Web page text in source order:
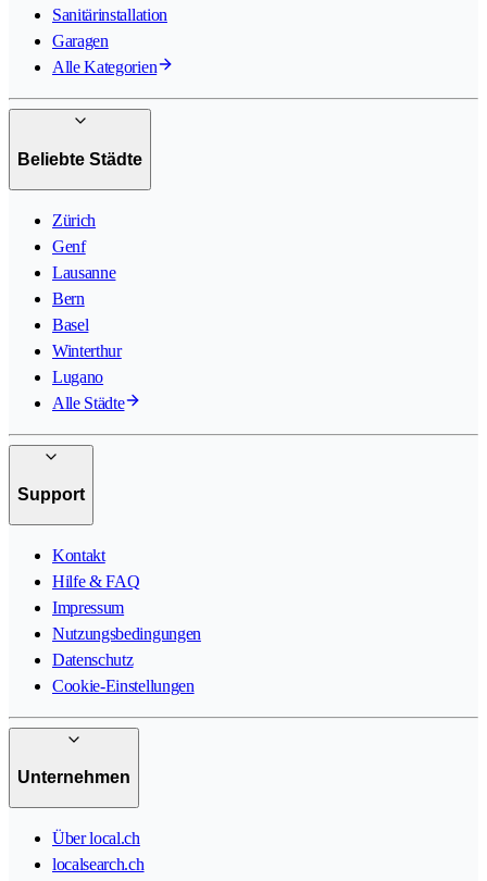
Sanitärinstallation
Garagen
Alle Kategorien
Beliebte Städte
Zürich
Genf
Lausanne
Bern
Basel
Winterthur
Lugano
Alle Städte
Support
Kontakt
Hilfe & FAQ
Impressum
Nutzungsbedingungen
Datenschutz
Cookie-Einstellungen
Unternehmen
Über local.ch
localsearch.ch